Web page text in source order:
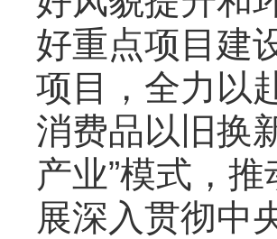
好重点项目建
项目，全力以
消费品以旧换
产业”模式，
展深入贯彻中